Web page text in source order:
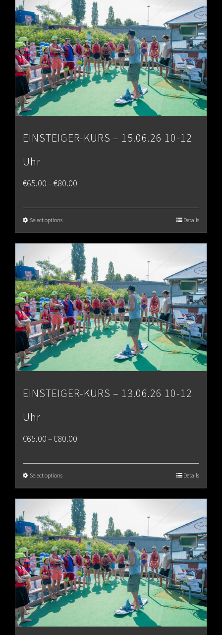
€80.00
EINSTEIGER-KURS – 15.06.26 10-12
Uhr
€65.00–€80.00
€80.00
Select options Details
EINSTEIGER-KURS – 13.06.26 10-12
Uhr
€65.00–€80.00
€80.00
Select options Details